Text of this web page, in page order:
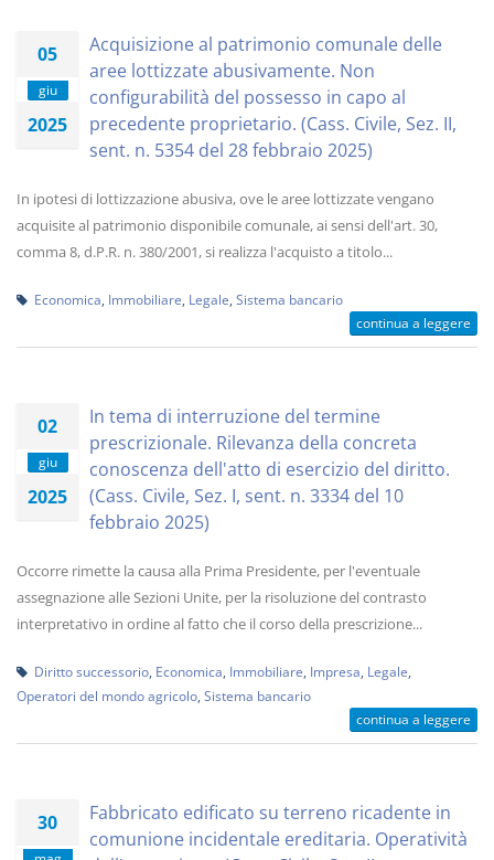
05
giu
2025
Acquisizione al patrimonio comunale delle
aree lottizzate abusivamente. Non
configurabilità del possesso in capo al
precedente proprietario. (Cass. Civile, Sez. II,
sent. n. 5354 del 28 febbraio 2025)
In ipotesi di lottizzazione abusiva, ove le aree lottizzate vengano
acquisite al patrimonio disponibile comunale, ai sensi dell'art. 30,
comma 8, d.P.R. n. 380/2001, si realizza l'acquisto a titolo...
Economica Immobiliare Legale Sistema bancario
continua a leggere
02
giu
2025
In tema di interruzione del termine
prescrizionale. Rilevanza della concreta
conoscenza dell'atto di esercizio del diritto.
(Cass. Civile, Sez. I, sent. n. 3334 del 10
febbraio 2025)
Occorre rimette la causa alla Prima Presidente, per l'eventuale
assegnazione alle Sezioni Unite, per la risoluzione del contrasto
interpretativo in ordine al fatto che il corso della prescrizione...
Diritto successorio Economica Immobiliare Impresa Legale
Operatori del mondo agricolo Sistema bancario
continua a leggere
30
Fabbricato edificato su terreno ricadente in
comunione incidentale ereditaria. Operatività